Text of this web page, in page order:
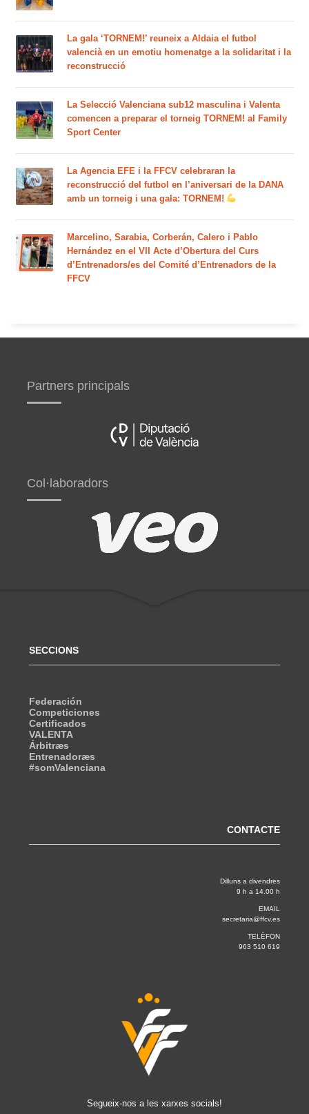
La gala ‘TORNEM!’ reuneix a Aldaia el futbol
valencià en un emotiu homenatge a la solidaritat i la
reconstrucció
La Selecció Valenciana sub12 masculina i Valenta
comencen a preparar el torneig TORNEM! al Family
Sport Center
La Agencia EFE i la FFCV celebraran la
reconstrucció del futbol en l’aniversari de la DANA
amb un torneig i una gala: TORNEM!
Marcelino, Sarabia, Corberán, Calero i Pablo
Hernández en el VII Acte d’Obertura del Curs
d’Entrenadors/es del Comité d’Entrenadors de la
FFCV
Partners principals
Col·laboradors
SECCIONS
Federación
Competiciones
Certificados
VALENTA
Árbitræs
Entrenadoræs
#somValenciana
CONTACTE
Dilluns a divendres
9 h a 14.00 h
EMAIL
secretaria@ffcv.es
TELÈFON
963 510 619
Segueix-nos a les xarxes socials!